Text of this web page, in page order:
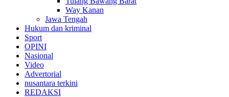
Way Kanan
Jawa Tengah
Hukum dan kriminal
Sport
OPINI
Nasional
Video
Advertorial
nusantara terkini
REDAKSI